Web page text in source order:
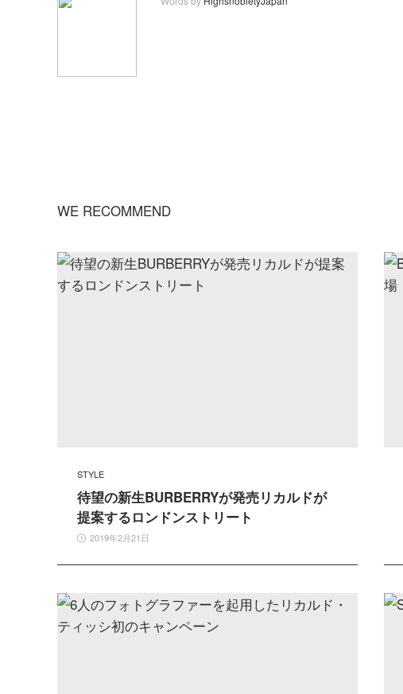
WE RECOMMEND
STYLE
待望の新生BURBERRYが発売リカルドが
提案するロンドンストリート
2019年2月21日